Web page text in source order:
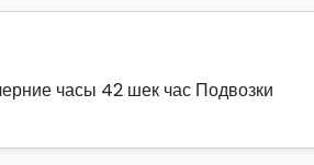
часы 42 шек час Подвозки